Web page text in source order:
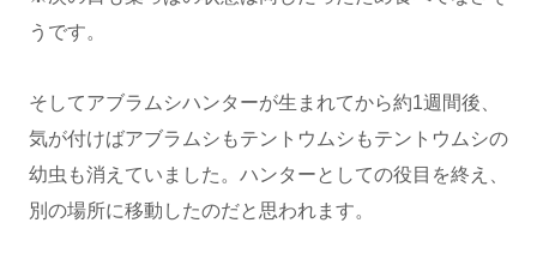
うです。
そしてアブラムシハンターが生まれてから約1週間後、
気が付けばアブラムシもテントウムシもテントウムシの
幼虫も消えていました。ハンターとしての役目を終え、
別の場所に移動したのだと思われます。